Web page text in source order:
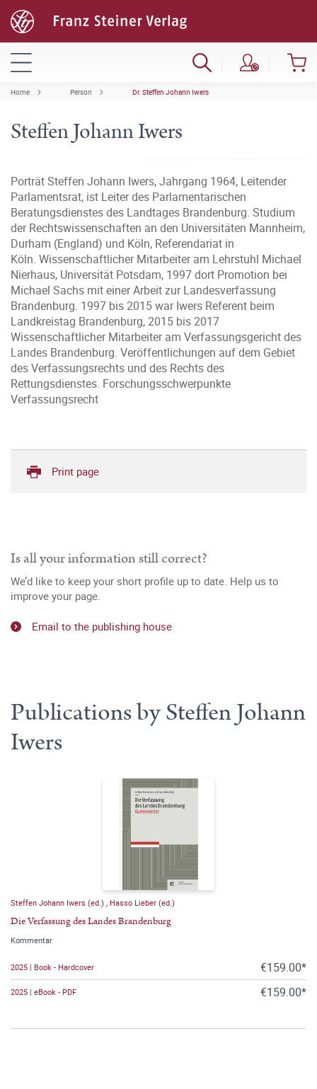
Home Person Dr. Steffen Johann Iwers
Steffen Johann Iwers
Porträt Steffen Johann Iwers, Jahrgang 1964, Leitender
Parlamentsrat, ist Leiter des Parlamentarischen
Beratungsdienstes des Landtages Brandenburg. Studium
der Rechtswissenschaften an den Universitäten Mannheim,
Durham (England) und Köln, Referendariat in
Köln. Wissenschaftlicher Mitarbeiter am Lehrstuhl Michael
Nierhaus, Universität Potsdam, 1997 dort Promotion bei
Michael Sachs mit einer Arbeit zur Landesverfassung
Brandenburg. 1997 bis 2015 war Iwers Referent beim
Landkreistag Brandenburg, 2015 bis 2017
Wissenschaftlicher Mitarbeiter am Verfassungsgericht des
Landes Brandenburg. Veröffentlichungen auf dem Gebiet
des Verfassungsrechts und des Rechts des
Rettungsdienstes. Forschungsschwerpunkte
Verfassungsrecht
Print page
Is all your information still correct?
We’d like to keep your short profile up to date. Help us to
improve your page.
Email to the publishing house
Publications by Steffen Johann
Iwers
Steffen Johann Iwers (ed.) Hasso Lieber (ed.)
Die Verfassung des Landes Brandenburg
Kommentar
2025 | Book - Hardcover €159.00*
2025 | eBook - PDF €159.00*